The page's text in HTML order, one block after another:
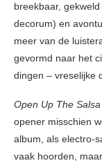
breekbaar,
decorum) en
meer van de
gevormd naar het
dingen – vreselijke
Open Up The
opener misschien
album, als electro-
vaak hoorden,